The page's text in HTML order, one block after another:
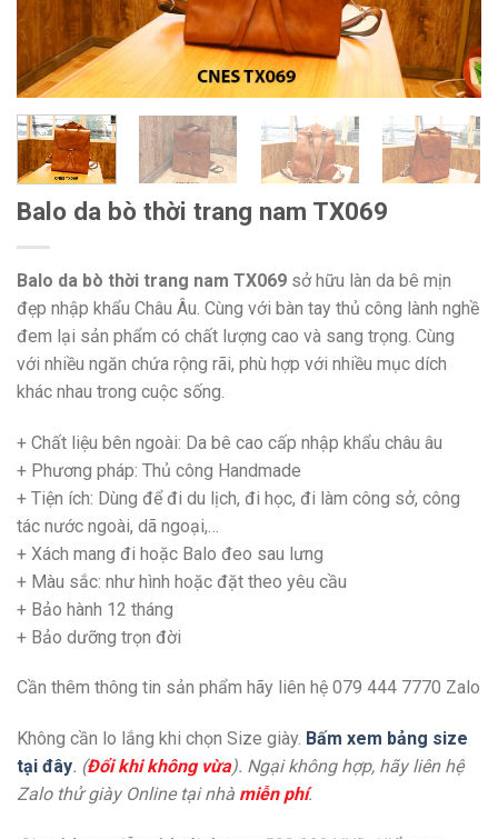
Balo da bò thời trang nam TX069
Balo da bò thời trang nam TX069 sở hữu làn da bê mịn
đẹp nhập khẩu Châu Âu. Cùng với bàn tay thủ công lành nghề
đem lại sản phẩm có chất lượng cao và sang trọng. Cùng
với nhiều ngăn chứa rộng rãi, phù hợp với nhiều mục dích
khác nhau trong cuộc sống.
+ Chất liệu bên ngoài: Da bê cao cấp nhập khẩu châu âu
+ Phương pháp: Thủ công Handmade
+ Tiện ích: Dùng để đi du lịch, đi học, đi làm công sở, công
tác nước ngoài, dã ngoại,…
+ Xách mang đi hoặc Balo đeo sau lưng
+ Màu sắc: như hình hoặc đặt theo yêu cầu
+ Bảo hành 12 tháng
+ Bảo dưỡng trọn đời
Cần thêm thông tin sản phẩm hãy liên hệ 079 444 7770 Zalo
Không cần lo lắng khi chọn Size giày. Bấm xem bảng size
tại đây. (Đổi khi không vừa). Ngại không hợp, hãy liên hệ
Zalo thử giày Online tại nhà miễn phí.